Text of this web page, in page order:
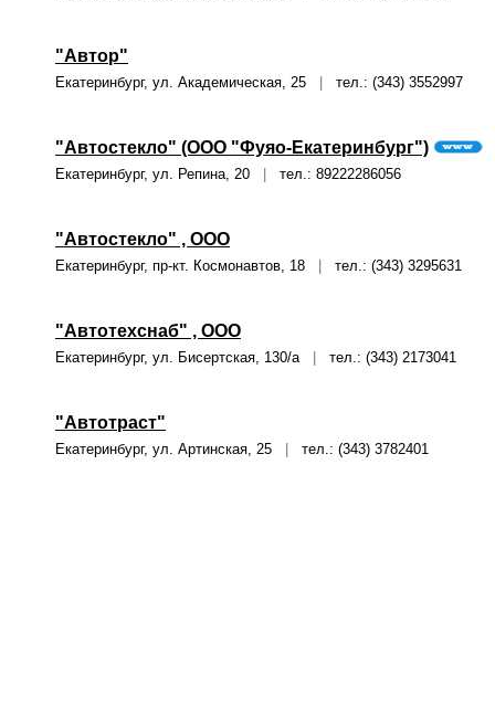
"Автор"
Екатеринбург, ул. Академическая, 25 тел.: (343) 3552997
"Автостекло" (ООО "Фуяо-Екатеринбург")
Екатеринбург, ул. Репина, 20 тел.: 89222286056
"Автостекло" , ООО
Екатеринбург, пр-кт. Космонавтов, 18 тел.: (343) 3295631
"Автотехснаб" , ООО
Екатеринбург, ул. Бисертская, 130/а тел.: (343) 2173041
"Автотраст"
Екатеринбург, ул. Артинская, 25 тел.: (343) 3782401